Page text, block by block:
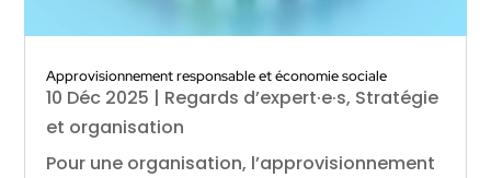
Approvisionnement responsable et économie sociale
10 Déc 2025 | Regards d’expert·e·s, Stratégie
et organisation
Pour une organisation, l’approvisionnement